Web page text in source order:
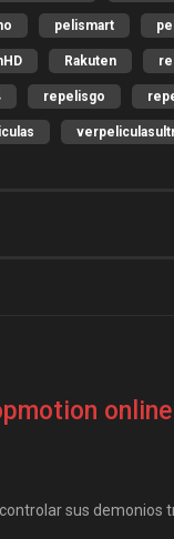
pelismart
Rakuten
repelisgo
online
sus demonios